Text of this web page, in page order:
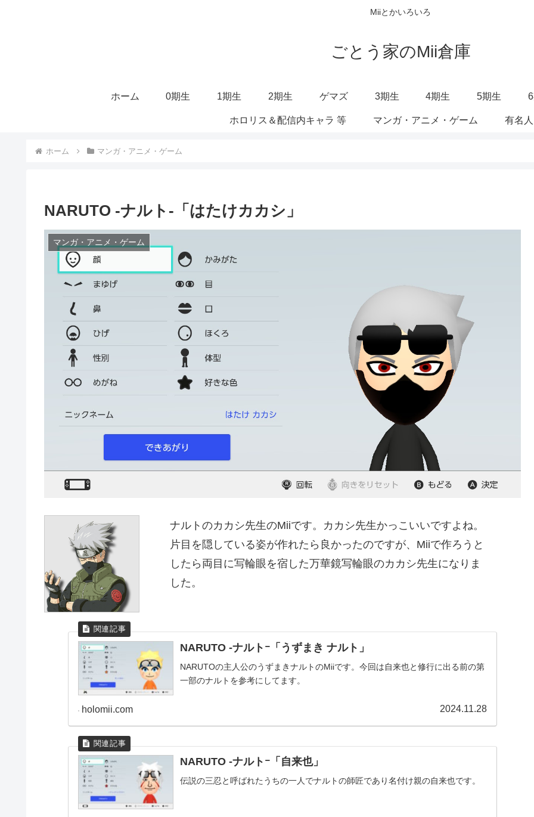
Miiとかいろいろ
ごとう家のMii倉庫
ホーム 0期生 1期生 2期生 ゲマズ 3期生 4期生 5期生
ホロリス＆配信内キャラ 等 マンガ・アニメ・ゲーム 有名
ホーム マンガ・アニメ・ゲーム
NARUTO -ナルト-「はたけカカシ」
マンガ・アニメ・ゲーム
ナルトのカカシ先生のMiiです。カカシ先生かっこいいですよね。
片目を隠している姿が作れたら良かったのですが、Miiで作ろうと
したら両目に写輪眼を宿した万華鏡写輪眼のカカシ先生になりま
した。
NARUTO -ナルトｰ「うずまき ナルト」
NARUTOの主人公のうずまきナルトのMiiです。今回は自来也と修行に出る前の第
一部のナルトを参考にしてます。
holomii.com 2024.11.28
NARUTO -ナルトｰ「自来也」
伝説の三忍と呼ばれたうちの一人でナルトの師匠であり名付け親の自来也です。